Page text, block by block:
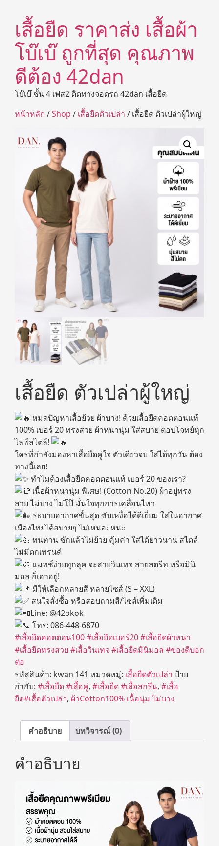
เสื้อยืด ราคาส่ง เสื้อผ้า
โบ๊เบ๊ ถูกที่สุด คุณภาพ
ดีต้อง 42dan
โบ๊เบ๊ ชั้น 4 เฟส2 ติดทางจอดรถ 42dan เสื้อยืด
หน้าหลัก /Shop / เสื้อยืดตัวเปล่า / เสื้อยืด ตัวเปล่าผู้ใหญ่
เสื้อยืด ตัวเปล่าผู้ใหญ่
หมดปัญหาเสื้อย้วย ผ้าบาง! ด้วยเสื้อยืดคอตตอนแท้
100% เบอร์ 20 ทรงสวย ผ้าหนานุ่ม ใส่สบาย ตอบโจทย์ทุก
ไลฟ์สไตล์!
ใครที่กำลังมองหาเสื้อยืดคู่ใจ ตัวเดียวจบ ใส่ได้ทุกวัน ต้อง
ทางนี้เลย!
ทำไมต้องเสื้อยืดคอตตอนแท้ เบอร์ 20 ของเรา?
เนื้อผ้าหนานุ่ม พิเศษ! (Cotton No.20) ผ้าอยู่ทรง
สวย ไม่บาง ไม่โป๊ มั่นใจทุกการเคลื่อนไหว
ระบายอากาศขั้นสุด ซับเหงื่อได้ดีเยี่ยม ใส่ในอากาศ
เมืองไทยได้สบายๆ ไม่เหนอะหนะ
ทนทาน ซักแล้วไม่ย้วย คุ้มค่า ใส่ได้ยาวนาน สไตล์
ไม่มีตกเทรนด์
แมทช์ง่ายทุกลุค จะสายวินเทจ สายสตรีท หรือมินิ
มอล ก็เอาอยู่!
มีให้เลือกหลายสี หลายไซส์ (S – XXL)
สนใจสั่งซื้อ หรือสอบถามสี/ไซส์เพิ่มเติม
Line: @42okok
โทร: 086-448-6870
#เสื้อยืดคอตตอน100#เสื้อยืดเบอร์20#เสื้อยืดผ้าหนา
#เสื้อยืดทรงสวย #เสื้อวินเทจ #เสื้อยืดมินิมอล #ของดีบอก
ต่อ
รหัสสินค้า: kwan 141 หมวดหมู่: เสื้อยืดตัวเปล่า ป้าย
กำกับ: #เสื้อยืด #เสื้อคู่, #เสื้อยืด #เสื้อสกรีน, #เสื้อ
ยืด#เสื้อตัวเปล่า, ผ้าCotton100% เนื้อนุ่ม ไม่บาง
คำอธิบาย บทวิจารณ์ (0)
คำอธิบาย